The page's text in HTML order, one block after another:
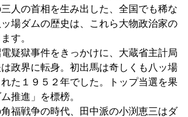
人の首相を生み出した、全国でも稀な
場ダムの歴史は、これら大物政治家の
す。
疑獄事件をきっかけに、大蔵省主計局
政界に転身。初出馬は奇しくも八ッ場
た１９５２年でした。トップ当選を果
推進」を標榜。
福戦争の時代、田中派の小渕恵三はダ